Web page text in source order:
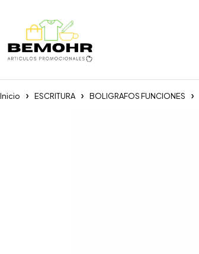
Inicio ESCRITURA BOLIGRAFOS FUNCIONES